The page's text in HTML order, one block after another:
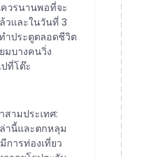
ควรนานพอที่จะ
วและในวันที่ 3
ำประตูตลอดชีวิต
มบางคนวิ่ง
ที่โต๊ะ
ามประเทศ:
านี้และตกหลุม
การท่องเที่ยว